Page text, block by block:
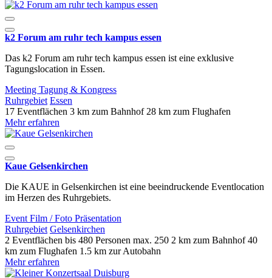
k2 Forum am ruhr tech kampus essen
Das k2 Forum am ruhr tech kampus essen ist eine exklusive
Tagungslocation in Essen.
Meeting Tagung & Kongress
Ruhrgebiet Essen
17 Eventflächen 3 km zum Bahnhof 28 km zum Flughafen
Mehr erfahren
Kaue Gelsenkirchen
Die KAUE in Gelsenkirchen ist eine beeindruckende Eventlocation
im Herzen des Ruhrgebiets.
Event Film / Foto Präsentation
Ruhrgebiet Gelsenkirchen
2 Eventflächen bis 480 Personen max. 250 2 km zum Bahnhof40
km zum Flughafen 1.5 km zur Autobahn
Mehr erfahren